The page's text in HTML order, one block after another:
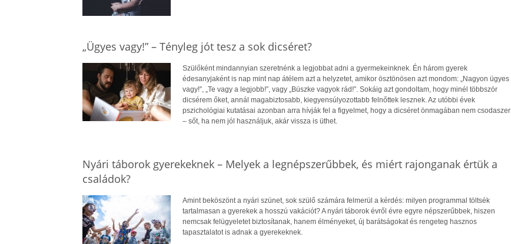
„Ügyes vagy!” – Tényleg jót tesz a sok dicséret?
Szülőként mindannyian szeretnénk a legjobbat adni a gyermekeinknek. Én három gyerek
édesanyjaként is nap mint nap átélem azt a helyzetet, amikor ösztönösen azt mondom: „Nagyon ügyes
vagy!”, „Te vagy a legjobb!”, vagy „Büszke vagyok rád!”. Sokáig azt gondoltam, hogy minél többször
dicsérem őket, annál magabiztosabb, kiegyensúlyozottabb felnőttek lesznek. Az utóbbi évek
pszichológiai kutatásai azonban arra hívják fel a figyelmet, hogy a dicséret önmagában nem csodaszer
– sőt, ha nem jól használjuk, akár vissza is üthet.
Nyári táborok gyerekeknek – Melyek a legnépszerűbbek, és miért rajonganak értük a
családok?
Amint beköszönt a nyári szünet, sok szülő számára felmerül a kérdés: milyen programmal töltsék
tartalmasan a gyerekek a hosszú vakációt? A nyári táborok évről évre egyre népszerűbbek, hiszen
nemcsak felügyeletet biztosítanak, hanem élményeket, új barátságokat és rengeteg hasznos
tapasztalatot is adnak a gyerekeknek.